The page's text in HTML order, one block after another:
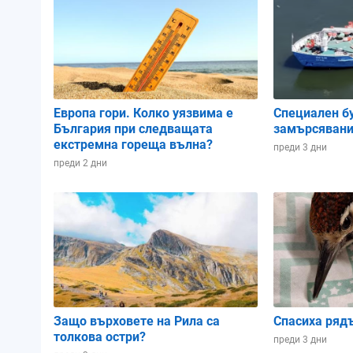
Влажност:
Облачност:
1020.92 hPa
92%
5%
1020.21 hPa
17%
1020.37
15%
02:00 05:00 08:00
Европа гори. Колко уязвима е
България при следващата
екстремна гореща вълна?
преди 2 дни
Специален
преди 3 дни
Защо върховете на Рила са
толкова остри?
Спасиха
преди 3 дни